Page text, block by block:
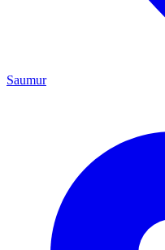
Saumur